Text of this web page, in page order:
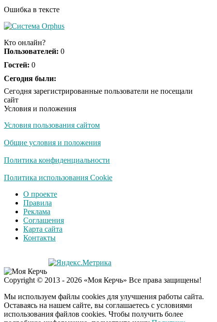
Ржу не переставая, это
Скрытая камера на
люди вытворяют, когда
Ролик длится
смеяться вы будете
Королева вагона
оставит равнодушным
Ошибка в тексте
Кто онлайн?
Пользователей: 0
Гостей: 0
Сегодня были:
Сегодня зарегистрированные пользователи не посещали
сайт
Условия и положения
Условия пользования сайтом
Общие условия и положения
Политика конфиденциальности
Политика использования Cookie
О проекте
Правила
Реклама
Соглашения
Карта сайта
Контакты
Copyright © 2013 - 2026 «Моя Керчь» Все права защищены!
Мы используем файлы cookies для улучшения работы сайта.
Оставаясь на нашем сайте, вы соглашаетесь с условиями
использования файлов cookies. Чтобы получить более